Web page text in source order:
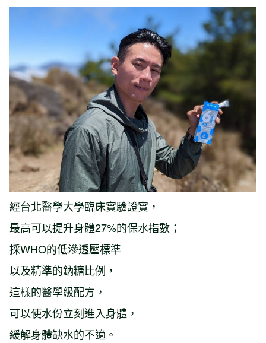
經台北醫學大學臨床實驗證實，
最高可以提升身體27%的保水指數；
採WHO的低滲透壓標準
以及精準的鈉糖比例，
這樣的醫學級配方，
可以使水份立刻進入身體，
緩解身體缺水的不適。